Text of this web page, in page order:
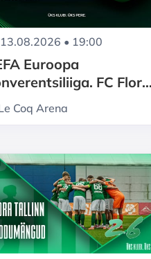
• 19:00
Euroopa
FC Flora
Inter Club d'Escaldes
Coq Arena